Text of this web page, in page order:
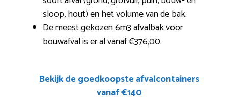
sloop, hout) en het volume van de bak.
De meest gekozen 6m3 afvalbak voor
bouwafval is er al vanaf €376,00.
Bekijk de goedkoopste afvalcontainers
vanaf €140